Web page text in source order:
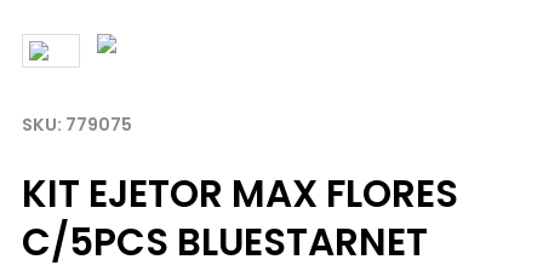
779075
KIT EJETOR MAX FLORES
C/5PCS BLUESTARNET